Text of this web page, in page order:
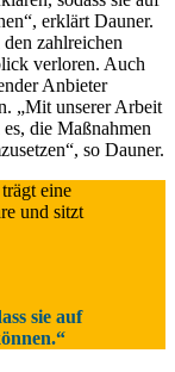
erklärt Dauner.
zahlreichen
verloren. Auch
Anbieter
„Mit unserer Arbeit
die Maßnahmen
so Dauner.
sie auf